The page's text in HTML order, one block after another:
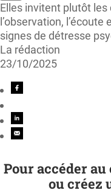
Elles invitent plutôt
l’observation,
signes de détresse
La rédaction
23/10/2025
Pour accéder
ou créez